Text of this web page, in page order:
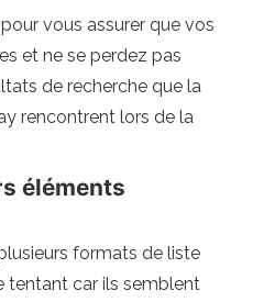
vous assurer que vos
et ne se perdez pas
de recherche que la
rencontrent lors de la
éléments
formats de liste
tentant car ils semblent